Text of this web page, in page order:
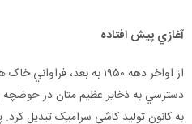
آغازي پيش افتاده
از اواخر دهه ۱۹۵۰ به بعد،
دسترسي به ذخاير عظيم متان در حوضچه
به کانون توليد کاشي سراميک تبديل